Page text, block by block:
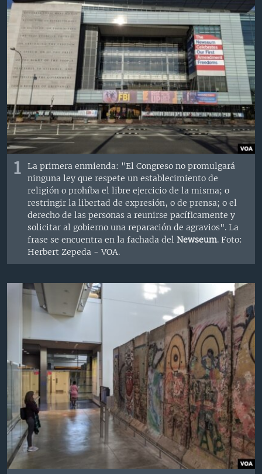
VENEZUELA
BRASIL
NICARAGUA
ECONOMÍA
ENTRETENIMIENTO Y CULTURA
TECNOLOGÍA
DEPORTES
CIENCIA Y SALUD
MULTIMEDIA
VIDEOS
FOTOGRAFÍA
AUDIOS
PROGRAMAS TV
EL MUNDO AL DÍA
FORO INTERAMERICANO
VISIÓN 360
LAS CLAVES
PANORAMA
RADIO
AVANCE INFORMATIVO
AUDIONOTICIAS
BUENOS DÍAS AMÉRICA
ESTADOS UNIDOS AL DÍA
FORO [RADIO]
DEPORTIVO INTERNACIONAL
NOTA ECONÓMICA
ENTRETENIMIENTO
DIRECT
DOCUMENTALES DE LA VOA
Learning English
SÍGANOS
Idiomas
1
La primera enmienda: "El Congreso no promulgará
ninguna ley que respete un establecimiento de
religión o prohíba el libre ejercicio de la misma; o
restringir la libertad de expresión, o de prensa; o el
derecho de las personas a reunirse pacíficamente y
solicitar al gobierno una reparación de agravios". La
frase se encuentra en la fachada delNewseum. Foto:
Herbert Zepeda - VOA.